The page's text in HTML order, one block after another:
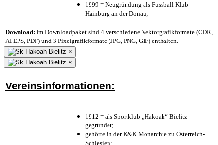
1999 = Neugründung als Fussball Klub
Hainburg an der Donau;
Download: Im Downloadpaket sind 4 verschiedene Vektorgrafikformate (CDR,
AI EPS, PDF) und 3 Pixelgrafikformate (JPG, PNG, GIF) enthalten.
×
×
Vereinsinformationen:
1912 = als Sportklub „Hakoah“ Bielitz
gegründet;
gehörte in der K&K Monarchie zu Österreich-
Schlesien;